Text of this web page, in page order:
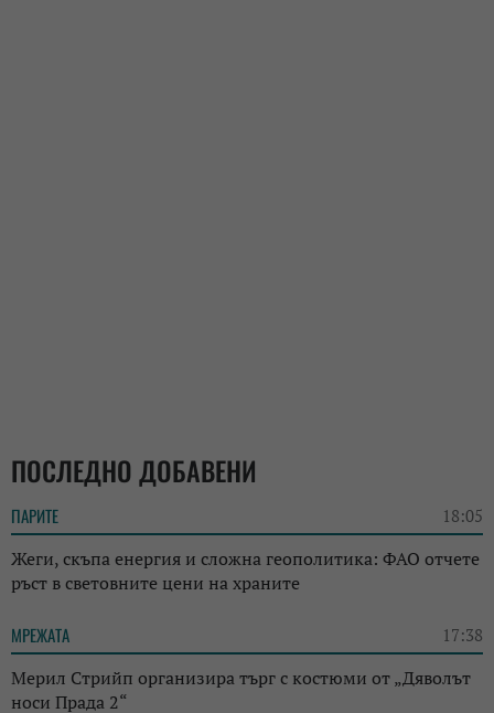
ПОСЛЕДНО ДОБАВЕНИ
ПАРИТЕ 18:05
Жеги, скъпа енергия и сложна геополитика: ФАО отчете
ръст в световните цени на храните
МРЕЖАТА 17:38
Мерил Стрийп организира търг с костюми от „Дяволът
носи Прада 2“